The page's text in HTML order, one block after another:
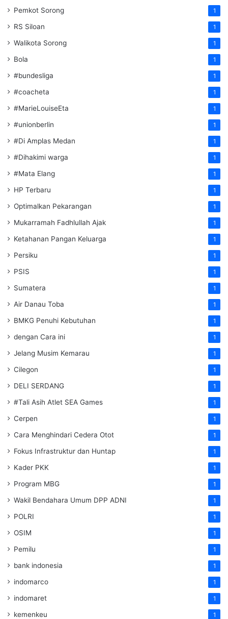
Pemkot Sorong 1
RS Siloan 1
Walikota Sorong 1
Bola 1
#bundesliga 1
#coacheta 1
#MarieLouiseEta 1
#unionberlin 1
#Di Amplas Medan 1
#Dihakimi warga 1
#Mata Elang 1
HP Terbaru 1
Optimalkan Pekarangan 1
Mukarramah Fadhlullah Ajak 1
Ketahanan Pangan Keluarga 1
Persiku 1
PSIS 1
Sumatera 1
Air Danau Toba 1
BMKG Penuhi Kebutuhan 1
dengan Cara ini 1
Jelang Musim Kemarau 1
Cilegon 1
DELI SERDANG 1
#Tali Asih Atlet SEA Games 1
Cerpen 1
Cara Menghindari Cedera Otot 1
Fokus Infrastruktur dan Huntap 1
Kader PKK 1
Program MBG 1
Wakil Bendahara Umum DPP ADNI 1
POLRI 1
OSIM 1
Pemilu 1
bank indonesia 1
indomarco 1
indomaret 1
kemenkeu 1